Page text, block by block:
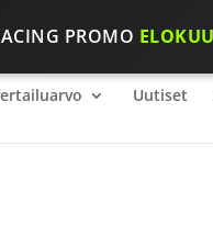
PROMO
2026
Uutiset